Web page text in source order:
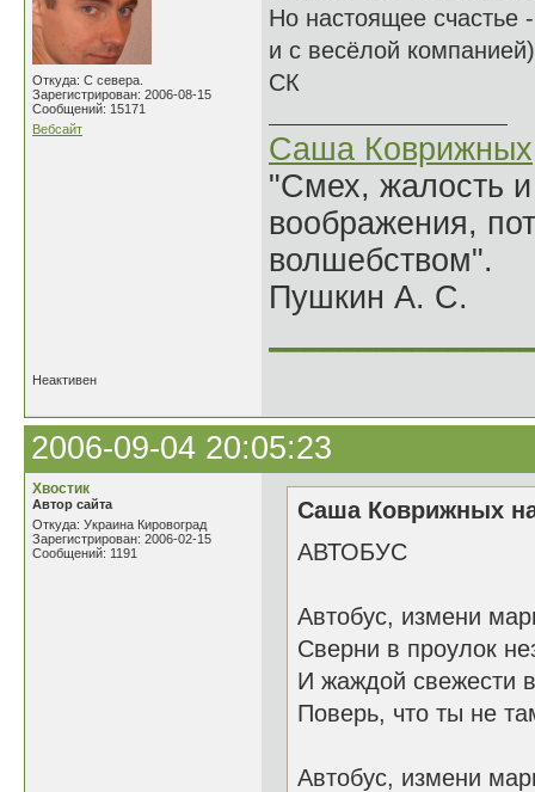
Откуда: С севера.
Зарегистрирован: 2006-08-15
Сообщений: 15171
Вебсайт
Но настоящее счастье
и с весёлой
СК
Саша Коврижных
"Смех, жалость
воображения,
волшебством".
Пушкин А. С.
Неактивен
2006-09-04 20:05:23
Хвостик
Автор сайта
Откуда: Украина Кировоград
Зарегистрирован: 2006-02-15
Сообщений: 1191
Саша Коврижных
АВТОБУС
Автобус, измени
Сверни в проулок
И жаждой свежести
Поверь, что ты не
Автобус, измени